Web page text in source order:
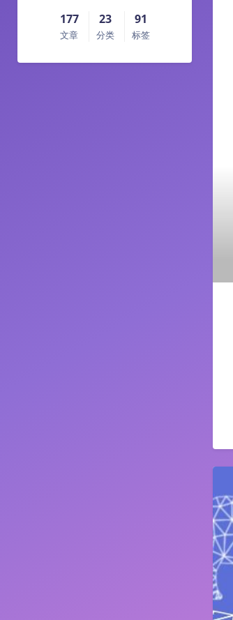
177
文章
23
分类
91
标签